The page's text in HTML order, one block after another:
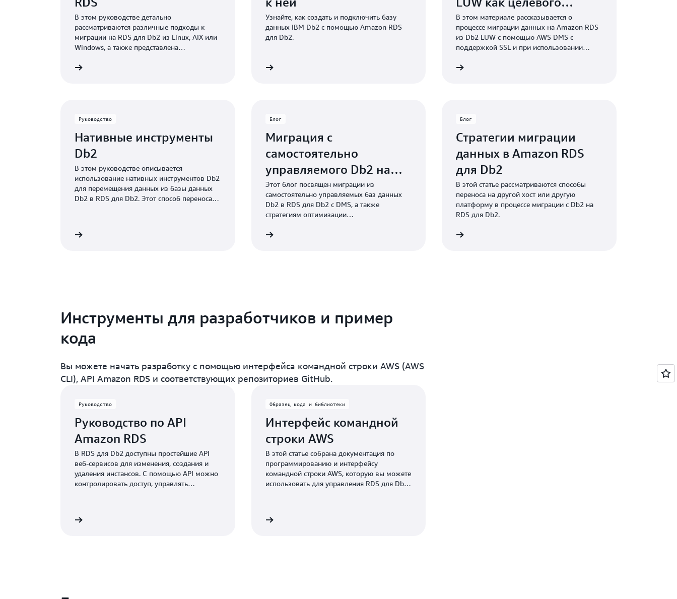
В этом руководстве детально
рассматриваются различные подходы к
миграции на RDS для Db2 из Linux, AIX или
Windows, а также представлена
времени простоя, синхронной и
Узнайте, как создать и подключить базу
данных IBM Db2 с помощью Amazon RDS
для Db2.
ресурса для AWS DMS
В этом материале рассказывается о
процессе миграции данных на Amazon RDS
из Db2 LUW с помощью AWS DMS с
поддержкой SSL и при использовании
Руководство
Нативные инструменты
Db2
В этом руководстве описывается
использование нативных инструментов Db2
для перемещения данных из базы данных
Db2 в RDS для Db2. Этот способ переноса
Блог
Миграция с
самостоятельно
управляемого Db2 на
Amazon RDS для Db2 с
помощью AWS DMS
Этот блог посвящен миграции из
самостоятельно управляемых баз данных
Db2 в RDS для Db2 с DMS, а также
стратегиям оптимизации
журналов.
Блог
Стратегии миграции
данных в Amazon RDS
для Db2
В этой статье рассматриваются способы
переноса на другой хост или другую
платформу в процессе миграции с Db2 на
RDS для Db2.
Инструменты для разработчиков и пример
кода
Вы можете начать разработку с помощью интерфейса командной строки AWS (AWS
CLI), API Amazon RDS и соответствующих репозиториев GitHub.
Руководство
Руководство по API
Amazon RDS
В RDS для Db2 доступны простейшие API
веб-сервисов для изменения, создания и
удаления инстансов. С помощью API можно
контролировать доступ, управлять
Образец кода и библиотеки
Интерфейс командной
строки AWS
В этой статье собрана документация по
программированию и интерфейсу
командной строки AWS, которую вы можете
использовать для управления RDS для Db2.